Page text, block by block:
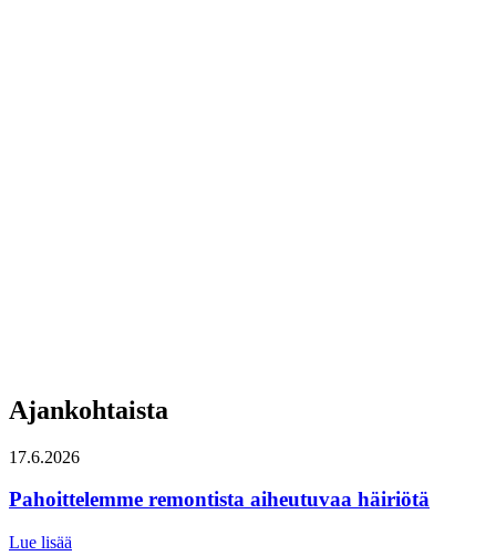
Ajankohtaista
17.6.2026
Pahoittelemme remontista aiheutuvaa häiriötä
Lue lisää